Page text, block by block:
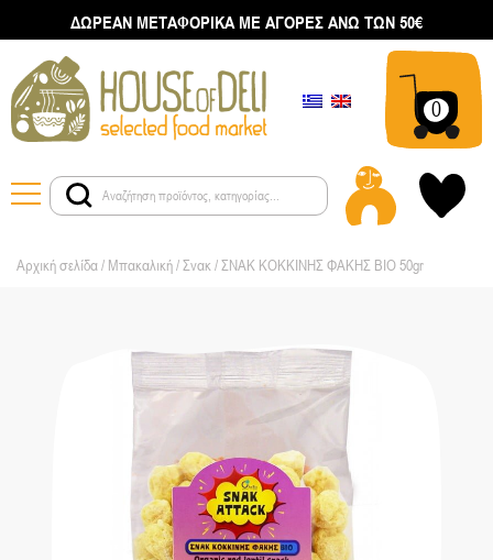
ΔΩΡΕΑΝ ΜΕΤΑΦΟΡΙΚΑ ΜΕ ΑΓΟΡΕΣ ΑΝΩ ΤΩΝ 50€
0
Αρχική σελίδα/ Μπακαλική/Σνακ / ΣΝΑΚ ΚΟΚΚΙΝΗΣ ΦΑΚΗΣ ΒΙΟ 50gr